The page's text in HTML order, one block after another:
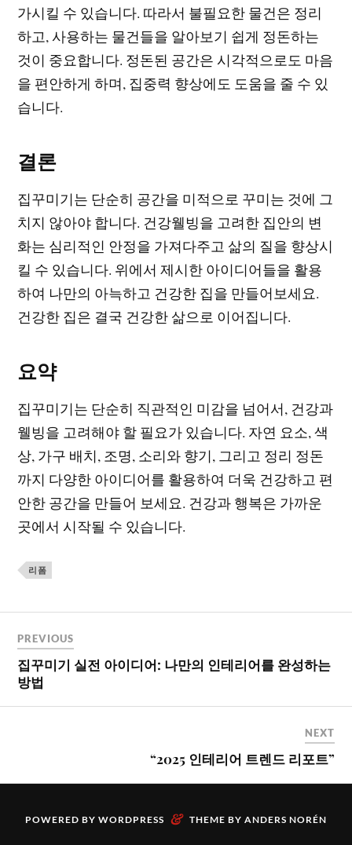
가시킬 수 있습니다. 따라서 불필요한 물건은 정리
하고, 사용하는 물건들을 알아보기 쉽게 정돈하는
것이 중요합니다. 정돈된 공간은 시각적으로도 마음
을 편안하게 하며, 집중력 향상에도 도움을 줄 수 있
습니다.
결론
집꾸미기는 단순히 공간을 미적으로 꾸미는 것에 그
치지 않아야 합니다. 건강웰빙을 고려한 집안의 변
화는 심리적인 안정을 가져다주고 삶의 질을 향상시
킬 수 있습니다. 위에서 제시한 아이디어들을 활용
하여 나만의 아늑하고 건강한 집을 만들어보세요.
건강한 집은 결국 건강한 삶으로 이어집니다.
요약
집꾸미기는 단순히 직관적인 미감을 넘어서, 건강과
웰빙을 고려해야 할 필요가 있습니다. 자연 요소, 색
상, 가구 배치, 조명, 소리와 향기, 그리고 정리 정돈
까지 다양한 아이디어를 활용하여 더욱 건강하고 편
안한 공간을 만들어 보세요. 건강과 행복은 가까운
곳에서 시작될 수 있습니다.
리폼
PREVIOUS
집꾸미기 실전 아이디어: 나만의 인테리어를 완성하는
방법
NEXT
“2025 인테리어 트렌드 리포트”
POWERED BY WORDPRESS & THEME BY ANDERS NORÉN